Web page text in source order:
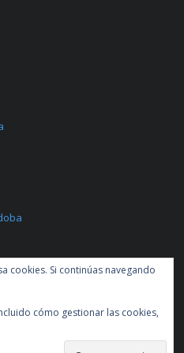
Ltd. Creado conWordPress.
cookies. Si continúas navegando
cómo gestionar las cookies,